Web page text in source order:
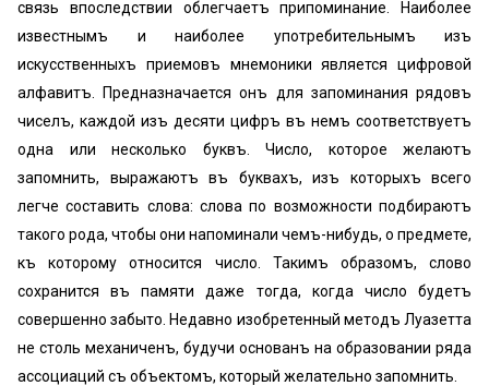
связь впоследствии облегчаетъ припоминание. Наиболее
известнымъ и наиболее употребительнымъ изъ
искусственныхъ приемовъ мнемоники является цифровой
алфавитъ. Предназначается онъ для запоминания рядовъ
чиселъ, каждой изъ десяти цифръ въ немъ соответствуетъ
одна или несколько буквъ. Число, которое желаютъ
запомнить, выражаютъ въ буквахъ, изъ которыхъ всего
легче составить слова: слова по возможности подбираютъ
такого рода, чтобы они напоминали чемъ-нибудь, о предмете,
къ которому относится число. Такимъ образомъ, слово
сохранится въ памяти даже тогда, когда число будетъ
совершенно забыто. Недавно изобретенный методъ Луазетта
не столь механиченъ, будучи основанъ на образовании ряда
ассоциаций съ объектомъ, который желательно запомнить.